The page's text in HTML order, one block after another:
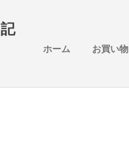
ホーム お買い物